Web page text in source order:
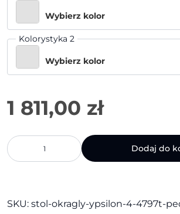
Wybierz kolor
Kolorystyka 2
Wybierz kolor
1 811,00 zł
ilość
Stół
okrągły
4797T
Dodaj do
SKU: stol-okragly-ypsilon-4-4797t-